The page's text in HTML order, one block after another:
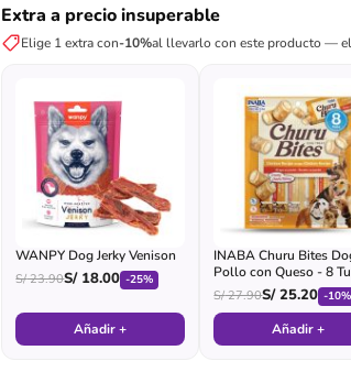
Extra a precio insuperable
Elige 1 extra con-10%al llevarlo con este producto —
WANPY Dog Jerky Venison
S/23.90S/18.00 -25%
Añadir +
INABA Churu Bites
Pollo con Queso - 8
S/27.90S/25.20 -10%
Añadir +